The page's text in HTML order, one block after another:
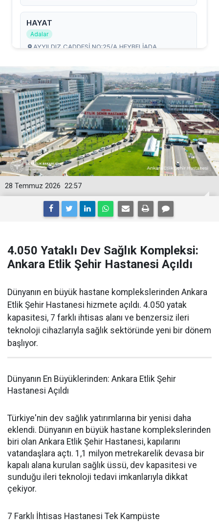
22:57
28 Temmuz 2026
4.050 Yataklı Dev Sağlık Kompleksi:
Ankara Etlik Şehir Hastanesi Açıldı
Dünyanın en büyük hastane komplekslerinden Ankara
Etlik Şehir Hastanesi hizmete açıldı. 4.050 yatak
kapasitesi, 7 farklı ihtisas alanı ve benzersiz ileri
teknoloji cihazlarıyla sağlık sektöründe yeni bir dönem
başlıyor.
Dünyanın En Büyüklerinden: Ankara Etlik Şehir
Hastanesi Açıldı
Türkiye'nin dev sağlık yatırımlarına bir yenisi daha
eklendi. Dünyanın en büyük hastane komplekslerinden
biri olan Ankara Etlik Şehir Hastanesi, kapılarını
vatandaşlara açtı. 1,1 milyon metrekarelik devasa bir
kapalı alana kurulan sağlık üssü, dev kapasitesi ve
sunduğu ileri teknoloji tedavi imkanlarıyla dikkat
çekiyor.
7 Farklı İhtisas Hastanesi Tek Kampüste